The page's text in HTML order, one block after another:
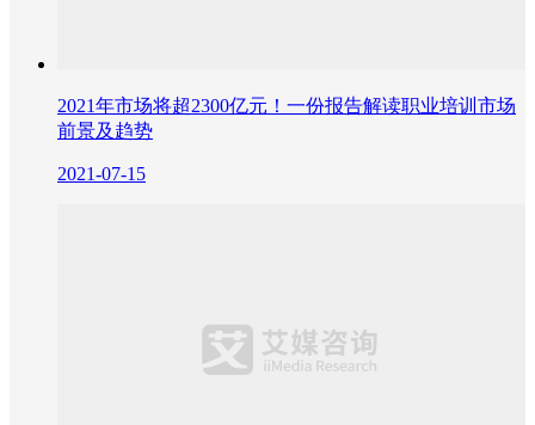
2021年市场将超2300亿元！一份报告解读职业培训市场
前景及趋势
2021-07-15